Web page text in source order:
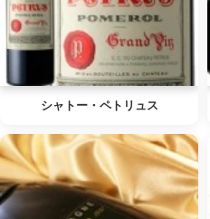
シャトー・ペトリュス